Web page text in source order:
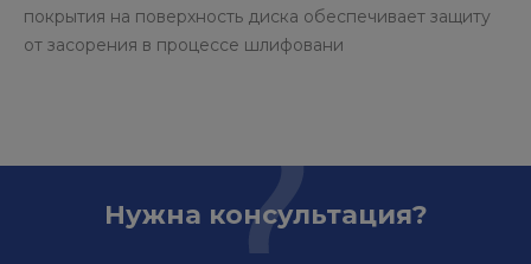
покрытия на поверхность диска обеспечивает защиту
от засорения в процессе шлифовани
Нужна консультация?